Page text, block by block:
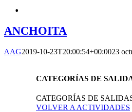
ANCHOITA
AAG2019-10-23T20:00:54+00:0023
CATEGORÍAS DE
CATEGORÍAS DE
VOLVER A ACTIVIDADES